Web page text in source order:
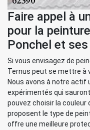
Faire appel à
pour la
Ponchel et
Si vous envisagez de
Ternus peut se mettre à
Nous avons à notre actif
expérimentés qui
pouvez choisir la couleur
proposent le type de
offre une meilleure